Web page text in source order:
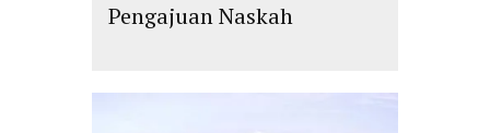
Pengajuan Naskah